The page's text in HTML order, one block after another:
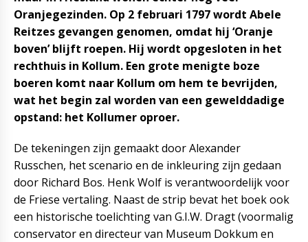
Oranjegezinden. Op 2 februari 1797 wordt Abele
Reitzes gevangen genomen, omdat hij ‘Oranje
boven’ blijft roepen. Hij wordt opgesloten in het
rechthuis in Kollum. Een grote menigte boze
boeren komt naar Kollum om hem te bevrijden,
wat het begin zal worden van een gewelddadige
opstand: het Kollumer oproer.
De tekeningen zijn gemaakt door Alexander
Russchen, het scenario en de inkleuring zijn gedaan
door Richard Bos. Henk Wolf is verantwoordelijk voor
de Friese vertaling. Naast de strip bevat het boek ook
een historische toelichting van G.I.W. Dragt (voormalig
conservator en directeur van Museum Dokkum en